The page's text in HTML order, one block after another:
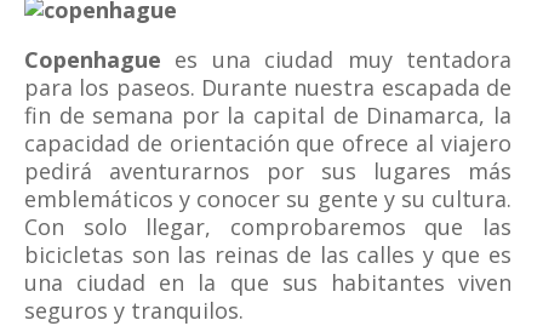
Copenhague es una ciudad muy tentadora
para los paseos. Durante nuestra escapada de
fin de semana por la capital de Dinamarca, la
capacidad de orientación que ofrece al viajero
pedirá aventurarnos por sus lugares más
emblemáticos y conocer su gente y su cultura.
Con solo llegar, comprobaremos que las
bicicletas son las reinas de las calles y que es
una ciudad en la que sus habitantes viven
seguros y tranquilos.